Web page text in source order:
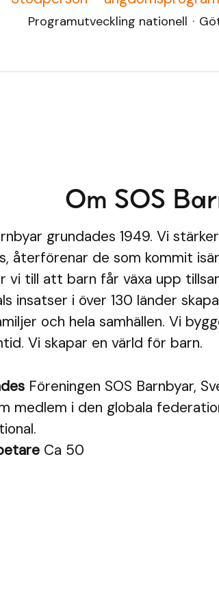
Programutveckling nationell ·
Om SOS
grundades 1949. Vi
återförenar de som kommit
vi till att barn får växa upp
insatser i över 130 länder
och hela samhällen. Vi
Vi skapar en värld för barn.
Föreningen SOS Barnbyar,
medlem i den globala
Ca 50